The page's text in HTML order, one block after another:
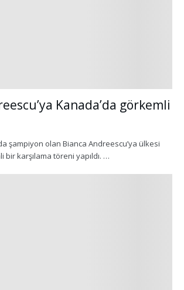
Kanada’da görkemli
şampiyon olan Bianca Andreescu’ya ülkesi
bir karşılama töreni yapıldı. …